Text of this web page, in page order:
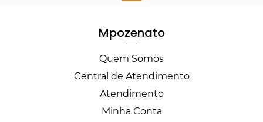
Mpozenato
Quem Somos
Central de Atendimento
Atendimento
Minha Conta